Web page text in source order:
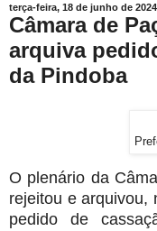
terça-feira, 18 de junho de 2024
Câmara de
arquiva
da Pindoba
O plenário da
rejeitou e arquivou,
pedido de